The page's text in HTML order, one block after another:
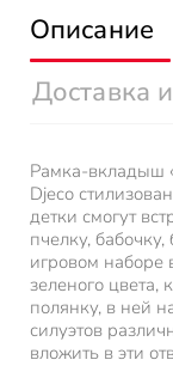
Описание
Доставка
Рамка-вкладыш
Djeco
детки смогут
пчелку,
игровом наборе
зеленого цвета,
полянку, в ней
силуэтов
вложить в эти